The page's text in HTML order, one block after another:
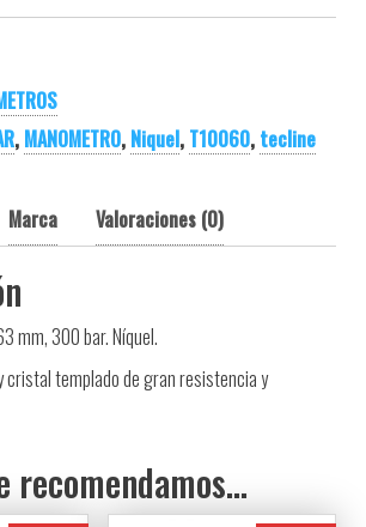
, MANOMETRO, Niquel, T10060, tecline
Marca Valoraciones (0)
mm, 300 bar. Níquel.
cristal templado de gran resistencia y
recomendamos…